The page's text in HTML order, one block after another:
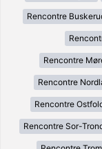
Rencontre
Rencontre
Rencontre
Rencontre
Rencontre Sor-